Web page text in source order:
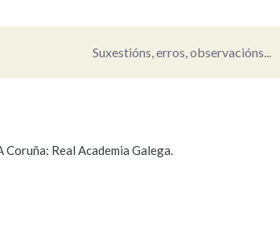
Suxestións, erros, observacións...
Coruña: Real Academia Galega.